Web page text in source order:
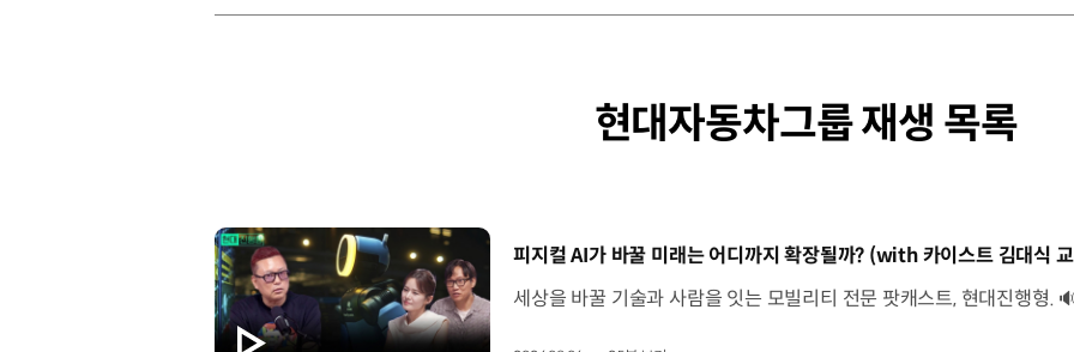
현대자동차그룹 재생 목록
[동영상]